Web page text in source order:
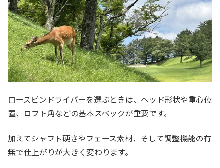
ロースピンドライバーを選ぶときは、ヘッド形状や重心位
置、ロフト角などの基本スペックが重要です。
加えてシャフト硬さやフェース素材、そして調整機能の有
無で仕上がりが大きく変わります。